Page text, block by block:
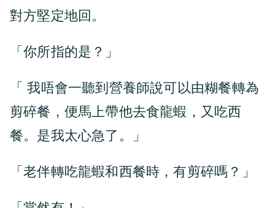
對方堅定地回。
「你所指的是？」
「 我唔會一聽到營養師說可以由糊餐轉為
剪碎餐，便馬上帶他去食龍蝦，又吃西
餐。是我太心急了。」
「老伴轉吃龍蝦和西餐時，有剪碎嗎？」